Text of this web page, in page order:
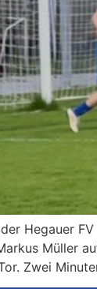
Hegauer
Müller
Zwei